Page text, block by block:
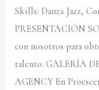
Skills: Danza Jazz,
PRESENTACIÓN
con nosotros para
talento. GALERÍA
AGENCY En